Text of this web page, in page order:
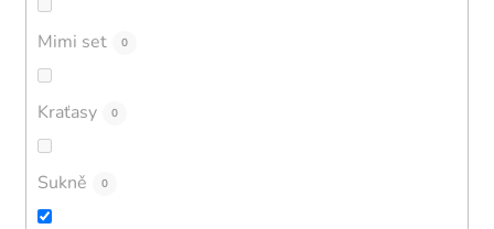
Mimi set 0
Kraťasy 0
Sukně 0